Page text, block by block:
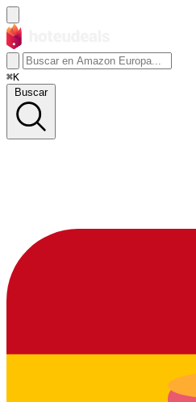
⌘K
Buscar